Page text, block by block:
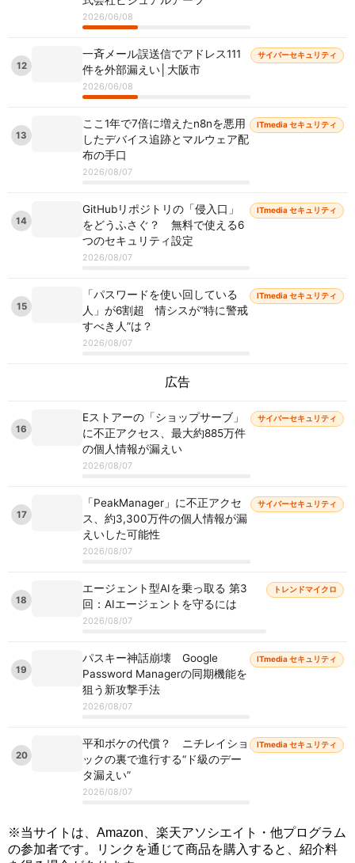
2026/06/08
12
一斉メール誤送信でアドレス111
件を外部漏えい│大阪市
2026/06/08
サイバーセキュリティ
13
ここ1年で7倍に増えたn8nを悪用
したデバイス追跡とマルウェア配
布の手口
2026/08/07
ITmedia セキュリティ
14
GitHubリポジトリの「侵入口」
をどうふさぐ？ 無料で使える6
つのセキュリティ設定
2026/08/07
ITmedia セキュリティ
15
「パスワードを使い回している
人」が6割超 情シスが“特に警戒
すべき人”は？
2026/08/07
ITmedia セキュリティ
広告
16
Eストアーの「ショップサーブ」
に不正アクセス、最大約885万件
の個人情報が漏えい
2026/08/07
サイバーセキュリティ
17
「PeakManager」に不正アクセ
ス、約3,300万件の個人情報が漏
えいした可能性
2026/08/07
サイバーセキュリティ
18
エージェント型AIを乗っ取る 第3
回：AIエージェントを守るには
2026/08/07
トレンドマイクロ
19
パスキー神話崩壊 Google
Password Managerの同期機能を
狙う新攻撃手法
2026/08/07
ITmedia セキュリティ
20
平和ボケの代償？ ニチレイショ
ックの裏で進行する“ド級のデー
タ漏えい”
2026/08/07
ITmedia セキュリティ
※当サイトは、Amazon、楽天アソシエイト・他プログラム
の参加者です。リンクを通じて商品を購入すると、紹介料